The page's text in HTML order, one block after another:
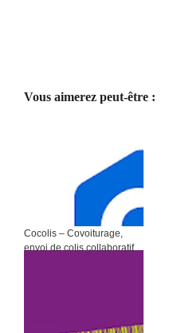
Vous aimerez peut-être :
Cocolis – Covoiturage,
envoi de colis collaboratif